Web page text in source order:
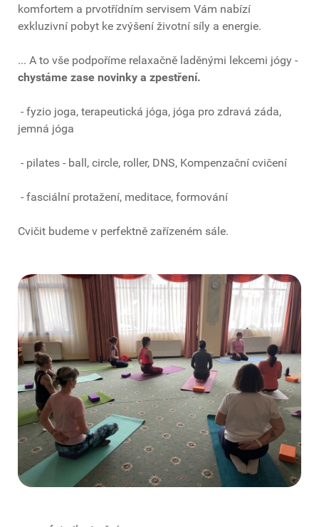
komfortem a prvotřídním servisem Vám nabízí
exkluzivní pobyt ke zvýšení životní síly a energie.
... A to vše podpoříme relaxačně laděnými lekcemi jógy -
chystáme zase novinky a zpestření.
- fyzio joga, terapeutická jóga, jóga pro zdravá záda,
jemná jóga
- pilates - ball, circle, roller, DNS, Kompenzační cvičení
- fasciální protažení, meditace, formování
Cvičit budeme v perfektně zařízeném sále.